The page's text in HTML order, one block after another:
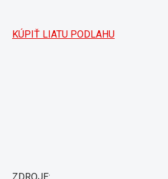
KÚPIŤ LIATU PODLAHU